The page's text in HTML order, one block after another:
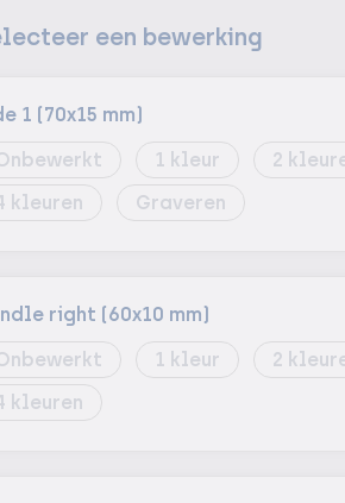
een bewerking
1 (70x15 mm)
1 2
Graveren
right (60x10 mm)
1 2